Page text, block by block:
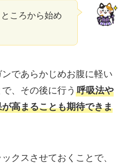
ころから始め
であらかじめお腹に軽い
、その後に行う 呼吸法や
高まることも期待できま
クスさせておくことで、